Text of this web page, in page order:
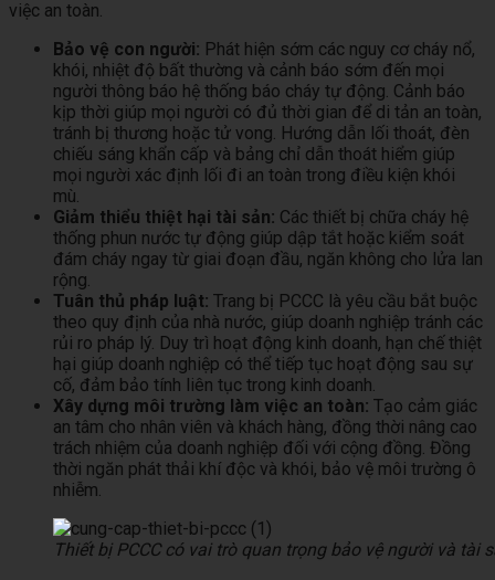
việc an toàn.
Bảo vệ con người: Phát hiện sớm các nguy cơ cháy nổ,
khói, nhiệt độ bất thường và cảnh báo sớm đến mọi
người thông báo hệ thống báo cháy tự động. Cảnh báo
kịp thời giúp mọi người có đủ thời gian để di tản an toàn,
tránh bị thương hoặc tử vong. Hướng dẫn lối thoát, đèn
chiếu sáng khẩn cấp và bảng chỉ dẫn thoát hiểm giúp
mọi người xác định lối đi an toàn trong điều kiện khói
mù.
Giảm thiểu thiệt hại tài sản: Các thiết bị chữa cháy hệ
thống phun nước tự động giúp dập tắt hoặc kiểm soát
đám cháy ngay từ giai đoạn đầu, ngăn không cho lửa lan
rộng.
Tuân thủ pháp luật: Trang bị PCCC là yêu cầu bắt buộc
theo quy định của nhà nước, giúp doanh nghiệp tránh các
rủi ro pháp lý. Duy trì hoạt động kinh doanh, hạn chế thiệt
hại giúp doanh nghiệp có thể tiếp tục hoạt động sau sự
cố, đảm bảo tính liên tục trong kinh doanh.
Xây dựng môi trường làm việc an toàn: Tạo cảm giác
an tâm cho nhân viên và khách hàng, đồng thời nâng cao
trách nhiệm của doanh nghiệp đối với cộng đồng. Đồng
thời ngăn phát thải khí độc và khói, bảo vệ môi trường ô
nhiễm.
Thiết bị PCCC có vai trò quan trọng bảo vệ người và tài